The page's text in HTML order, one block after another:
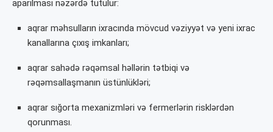
aparılması nəzərdə tutulur:
aqrar məhsulların ixracında mövcud vəziyyət və yeni ixrac
kanallarına çıxış imkanları;
aqrar sahədə rəqəmsal həllərin tətbiqi və
rəqəmsallaşmanın üstünlükləri;
aqrar sığorta mexanizmləri və fermerlərin risklərdən
qorunması.